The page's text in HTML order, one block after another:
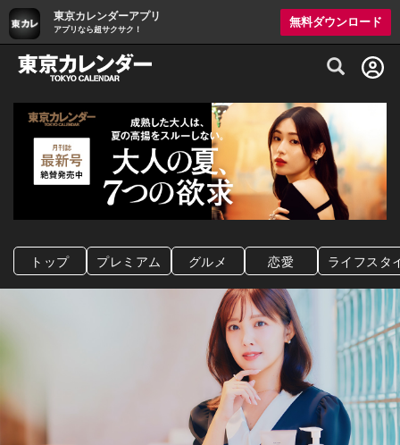
東京カレンダーアプリ
アプリなら超サクサク！
無料ダウンロード
グルメ情報・プレミアムレストラン予約
トップ プレミアム グルメ 恋愛 ライフスタ